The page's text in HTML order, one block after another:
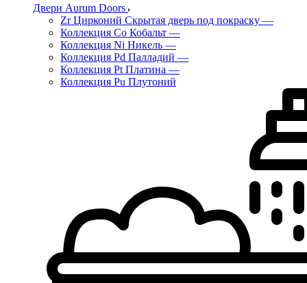
Двери Aurum Doors
Zr Цирконий Скрытая дверь под покраску —
Коллекция Co Кобальт —
Коллекция Ni Никель —
Коллекция Pd Палладий —
Коллекция Pt Платина —
Коллекция Pu Плутоний